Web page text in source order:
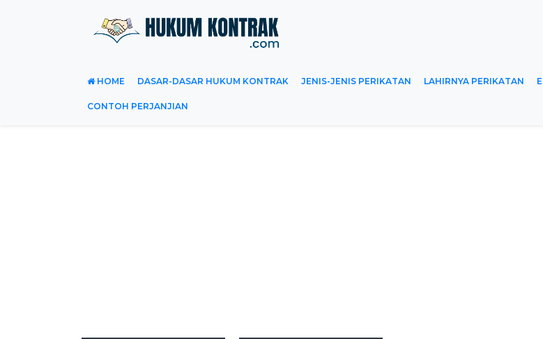
HOME DASAR-DASAR HUKUM KONTRAK JENIS-JENIS PERIKATAN LAHIRNYA PERIKATAN
CONTOH PERJANJIAN